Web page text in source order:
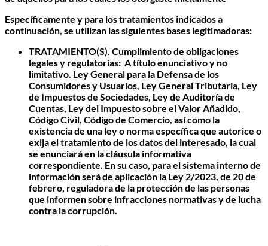
Específicamente y para los tratamientos indicados a
continuación, se utilizan las siguientes bases legitimadoras:
TRATAMIENTO(S). Cumplimiento de obligaciones
legales y regulatorias: A título enunciativo y no
limitativo. Ley General para la Defensa de los
Consumidores y Usuarios, Ley General Tributaria, Ley
de Impuestos de Sociedades, Ley de Auditoría de
Cuentas, Ley del Impuesto sobre el Valor Añadido,
Código Civil, Código de Comercio, así como la
existencia de una ley o norma específica que autorice o
exija el tratamiento de los datos del interesado, la cual
se enunciará en la cláusula informativa
correspondiente. En su caso, para el sistema interno de
información será de aplicación la Ley 2/2023, de 20 de
febrero, reguladora de la protección de las personas
que informen sobre infracciones normativas y de lucha
contra la corrupción.